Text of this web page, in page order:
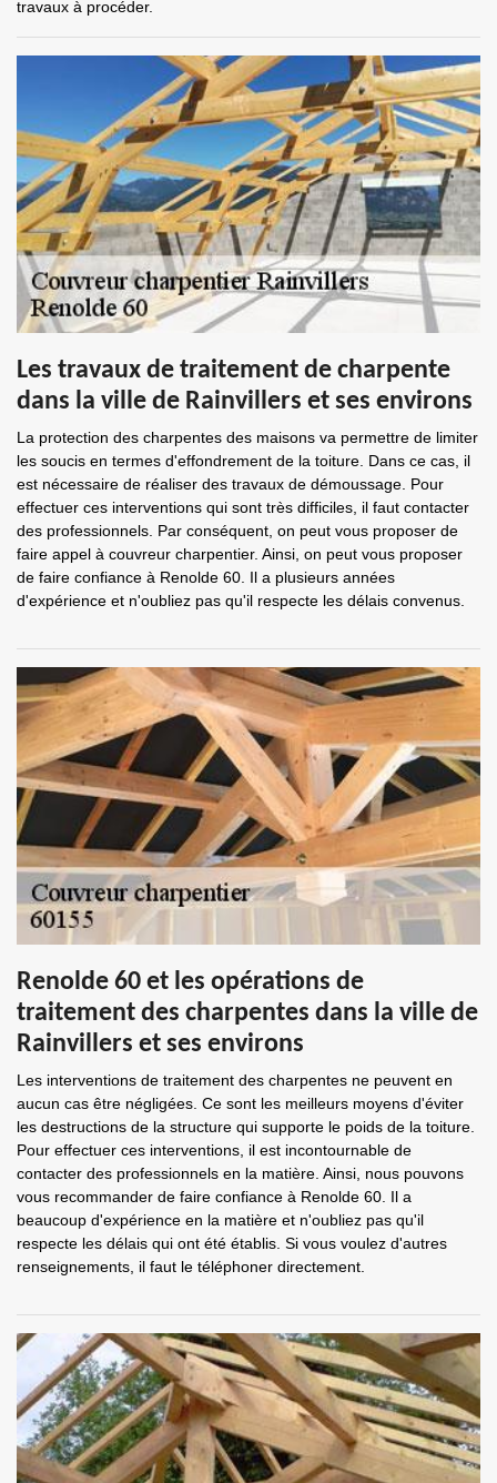
travaux à procéder.
Les travaux de traitement de charpente
dans la ville de Rainvillers et ses environs
La protection des charpentes des maisons va permettre de limiter
les soucis en termes d'effondrement de la toiture. Dans ce cas, il
est nécessaire de réaliser des travaux de démoussage. Pour
effectuer ces interventions qui sont très difficiles, il faut contacter
des professionnels. Par conséquent, on peut vous proposer de
faire appel à couvreur charpentier. Ainsi, on peut vous proposer
de faire confiance à Renolde 60. Il a plusieurs années
d'expérience et n'oubliez pas qu'il respecte les délais convenus.
Renolde 60 et les opérations de
traitement des charpentes dans la ville de
Rainvillers et ses environs
Les interventions de traitement des charpentes ne peuvent en
aucun cas être négligées. Ce sont les meilleurs moyens d'éviter
les destructions de la structure qui supporte le poids de la toiture.
Pour effectuer ces interventions, il est incontournable de
contacter des professionnels en la matière. Ainsi, nous pouvons
vous recommander de faire confiance à Renolde 60. Il a
beaucoup d'expérience en la matière et n'oubliez pas qu'il
respecte les délais qui ont été établis. Si vous voulez d'autres
renseignements, il faut le téléphoner directement.